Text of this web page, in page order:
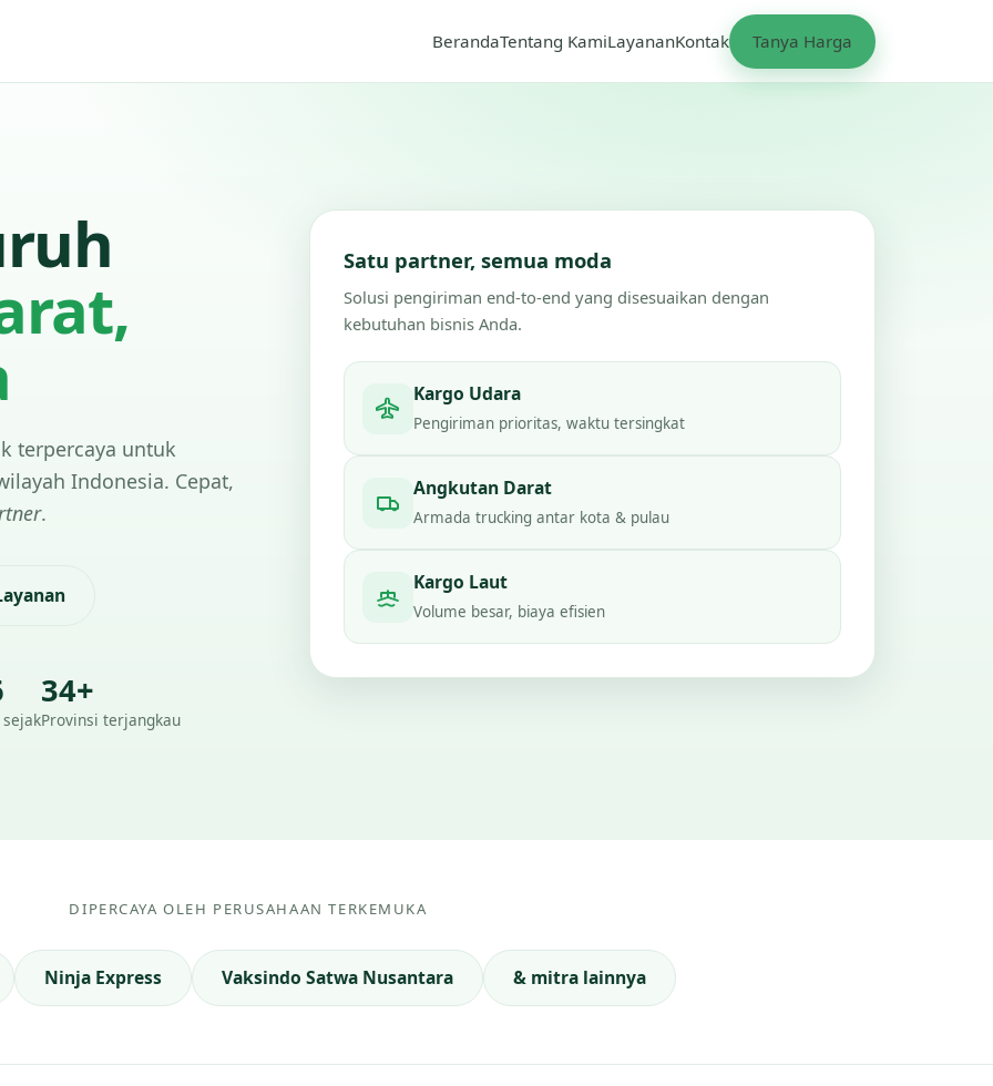
BerandaTentang KamiLayananKontak Tanya Harga
terpercaya untuk
Indonesia. Cepat,
.
34+
Provinsi terjangkau
Satu partner, semua moda
Solusi pengiriman end-to-end yang disesuaikan dengan
kebutuhan bisnis Anda.
Kargo Udara
Pengiriman prioritas, waktu tersingkat
Angkutan Darat
Armada trucking antar kota & pulau
Kargo Laut
Volume besar, biaya efisien
DIPERCAYA OLEH PERUSAHAAN TERKEMUKA
Ninja Express Vaksindo Satwa Nusantara & mitra lainnya